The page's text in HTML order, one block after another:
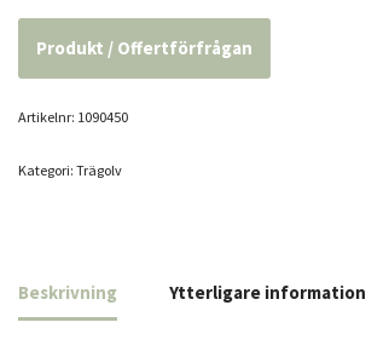
Produkt / Offertförfrågan
Artikelnr: 1090450
Kategori: Trägolv
Beskrivning Ytterligare information